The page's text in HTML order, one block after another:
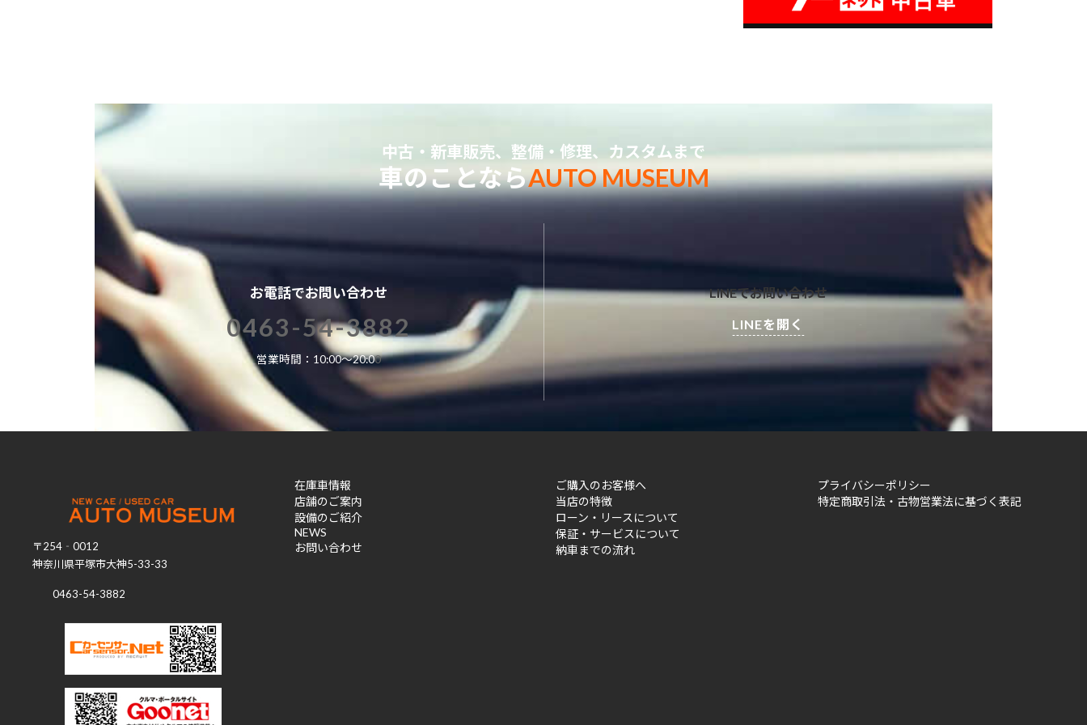
中古・新車販売、整備・修理、カスタムまで
車のことならAUTO MUSEUM
お電話でお問い合わせ
0463-54-3882
営業時間：10:00～20:00
LINEでお問い合わせ
LINEを開く
〒254‐0012
神奈川県平塚市大神5-33-33
0463-54-3882
在庫車情報
店舗のご案内
設備のご紹介
NEWS
お問い合わせ
ご購入のお客様へ
当店の特徴
ローン・リースについて
保証・サービスについて
納車までの流れ
プライバシーポリシー
特定商取引法・古物営業法に基づく表記